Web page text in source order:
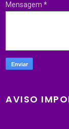
Mensagem*
AVISO